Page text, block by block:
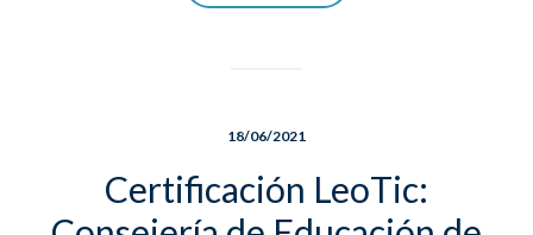
18/06/2021
Certificación LeoTic: